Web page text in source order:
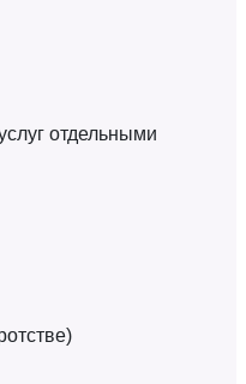
отдельными